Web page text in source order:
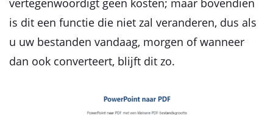
vertegenwoordigt geen kosten; maar bovendien
is dit een functie die niet zal veranderen, dus als
u uw bestanden vandaag, morgen of wanneer
dan ook converteert, blijft dit zo.